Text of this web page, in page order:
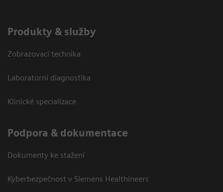
Produkty & služby
Zobrazovací technika
Laboratorní diagnostika
Klinické specializace
Podpora & dokumentace
Dokumenty ke stažení
Kyberbezpečnost v Siemens Healthineers